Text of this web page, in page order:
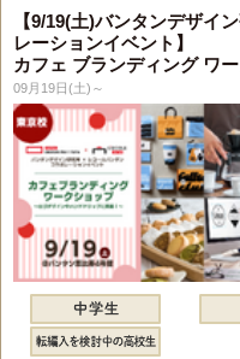
【9/19(土)バンタンデザイ
レーションイベント】
カフェ ブランディング ワ
09月19日(土)～